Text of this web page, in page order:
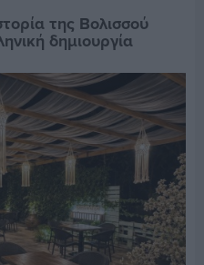
της Βολισσού
δημιουργία